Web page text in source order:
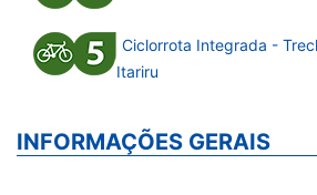
Ciclorrota Integrada -
Itariru
INFORMAÇÕES GERAIS